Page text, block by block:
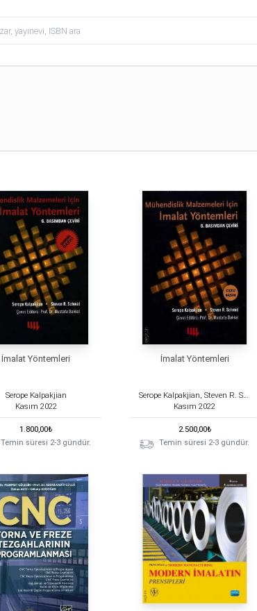
İmalat Yöntemleri
Serope Kalpakjian
Kasım 2022
1.800,00₺
Temin süresi 2-3 gündür.
İmalat Yöntemleri
Kasım 2022
2.500,00₺
Temin süresi 2-3 gündür.